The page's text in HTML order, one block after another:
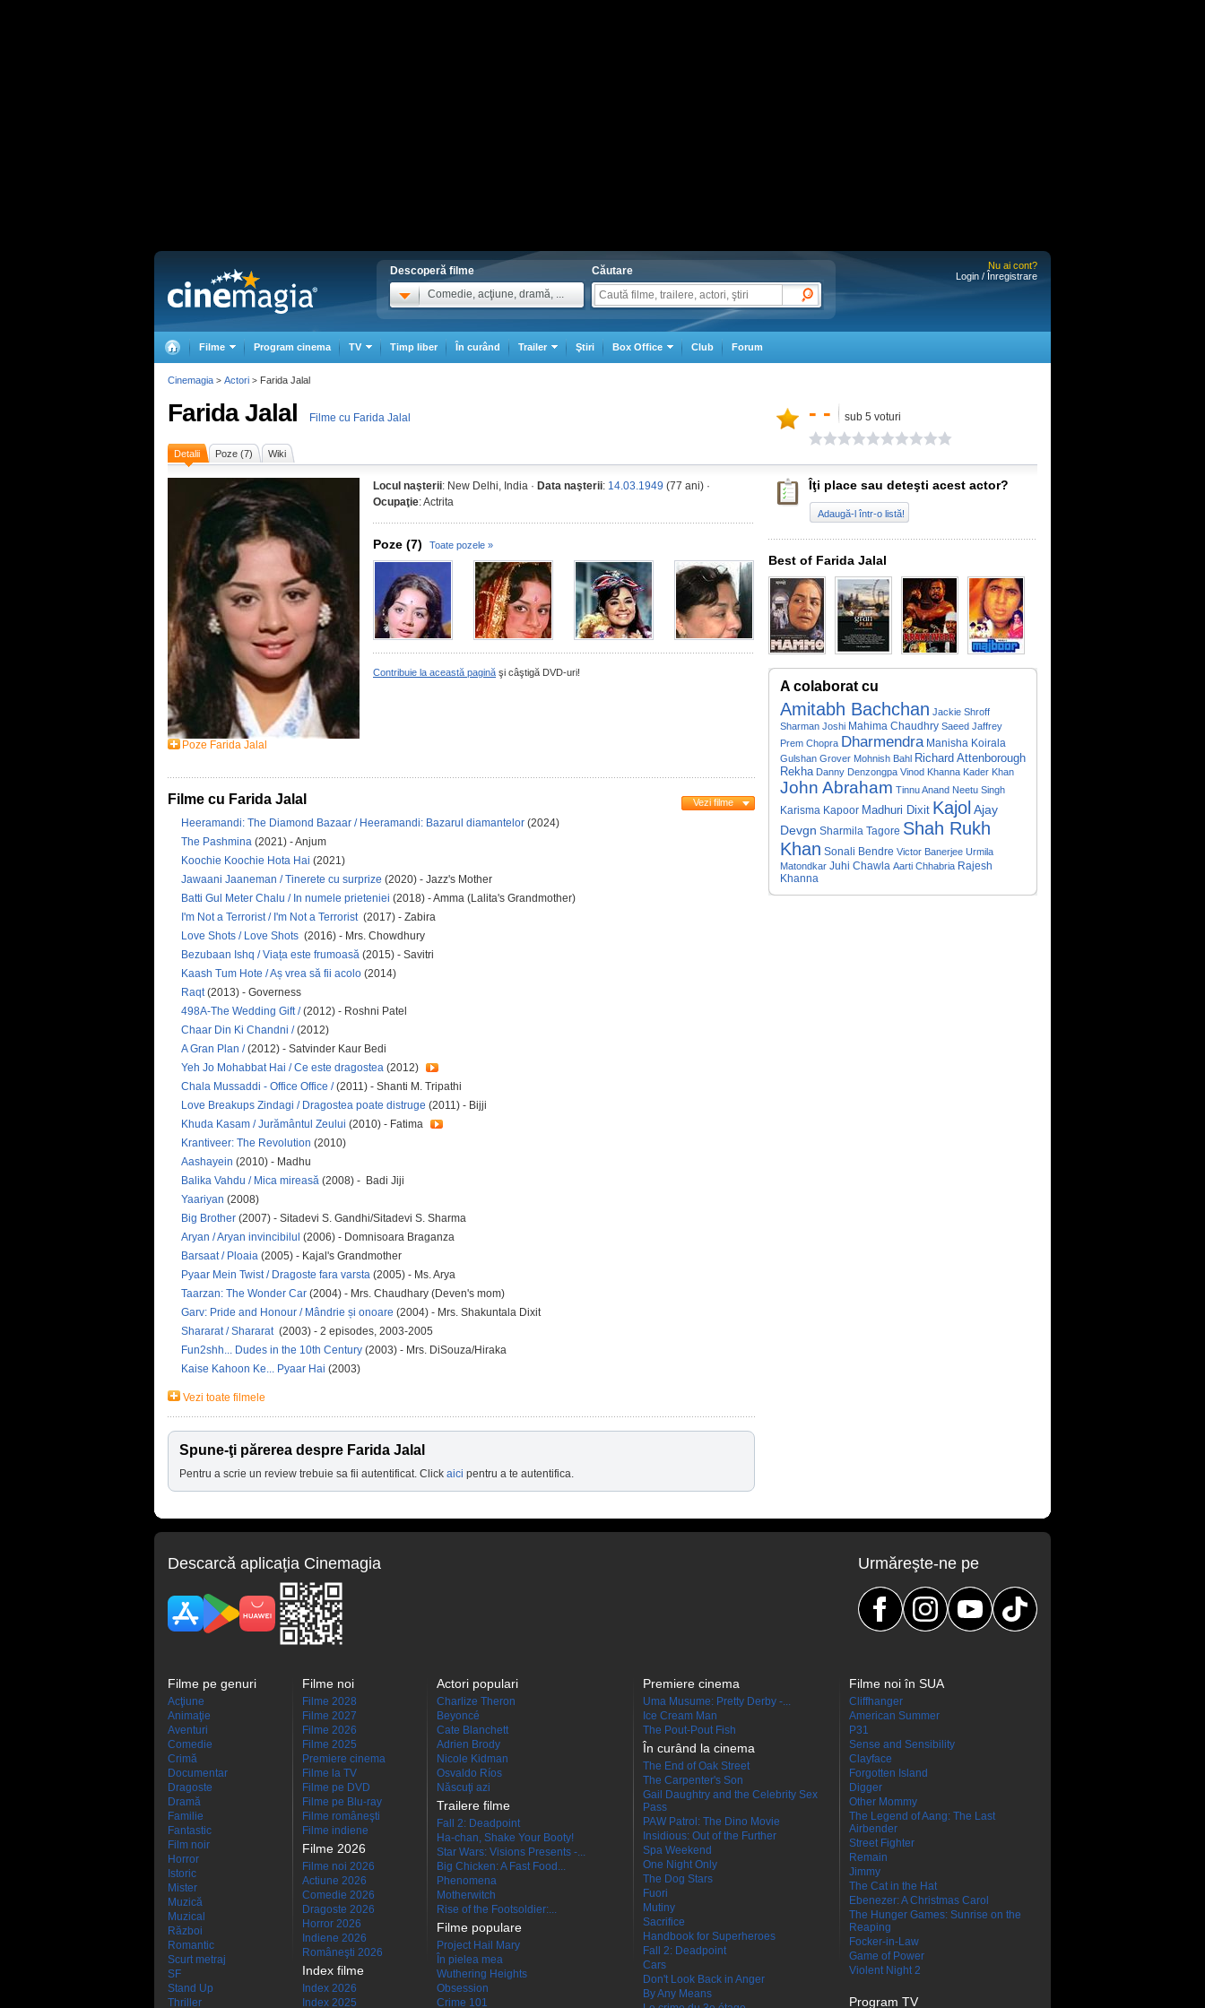
Descoperă filme
Comedie, acţiune, dramă, ...
Căutare
Nu ai cont?
Login / Înregistrare
Filme Program cinema TV Timp liber În curând Trailer Ştiri Box Office Club Forum
Farida Jalal Filme cu Farida Jalal - - sub 5 voturi
Detalii Poze (7) Wiki
Poze Farida Jalal
Locul naşterii: New Delhi, India · Data naşterii: 14.03.1949 (77 ani) ·
Ocupaţie: Actrita
Poze (7) Toate pozele »
Contribuie la această pagină şi câştigă DVD-uri!
Filme cu Farida Jalal Vezi filme
Heeramandi: The Diamond Bazaar / Heeramandi: Bazarul diamantelor (2024)
The Pashmina (2021) - Anjum
Koochie Koochie Hota Hai (2021)
Jawaani Jaaneman / Tinerete cu surprize (2020) - Jazz's Mother
Batti Gul Meter Chalu / In numele prieteniei (2018) - Amma (Lalita's Grandmother)
I'm Not a Terrorist / I'm Not a Terrorist (2017) - Zabira
Love Shots / Love Shots (2016) - Mrs. Chowdhury
Bezubaan Ishq / Viața este frumoasă (2015) - Savitri
Kaash Tum Hote / Aș vrea să fii acolo (2014)
Raqt(2013) - Governess
498A-The Wedding Gift /(2012) - Roshni Patel
Chaar Din Ki Chandni /(2012)
A Gran Plan /(2012) - Satvinder Kaur Bedi
Yeh Jo Mohabbat Hai / Ce este dragostea (2012)
Chala Mussaddi - Office Office /(2011) - Shanti M. Tripathi
Love Breakups Zindagi / Dragostea poate distruge (2011) - Bijji
Khuda Kasam / Jurământul Zeului (2010) - Fatima
Krantiveer: The Revolution (2010)
Aashayein (2010) - Madhu
Balika Vahdu / Mica mireasă (2008) - Badi Jiji
Yaariyan (2008)
Big Brother (2007) - Sitadevi S. Gandhi/Sitadevi S. Sharma
Aryan / Aryan invincibilul (2006) - Domnisoara Braganza
Barsaat / Ploaia (2005) - Kajal's Grandmother
Pyaar Mein Twist / Dragoste fara varsta (2005) - Ms. Arya
Taarzan: The Wonder Car (2004) - Mrs. Chaudhary (Deven's mom)
Garv: Pride and Honour / Mândrie și onoare (2004) - Mrs. Shakuntala Dixit
Shararat / Shararat (2003) - 2 episodes, 2003-2005
Fun2shh... Dudes in the 10th Century (2003) - Mrs. DiSouza/Hiraka
Kaise Kahoon Ke... Pyaar Hai (2003)
Vezi toate filmele
Spune-ţi părerea despre Farida Jalal
Pentru a scrie un review trebuie sa fii autentificat. Click aici pentru a te autentifica.
Îţi place sau deteşti acest actor?
Adaugă-l într-o listă!
Best of Farida Jalal
A colaborat cu
Amitabh Bachchan Jackie Shroff
Sharman Joshi Mahima Chaudhry Saeed Jaffrey
Prem Chopra Dharmendra Manisha Koirala
Gulshan Grover Mohnish Bahl Richard Attenborough
Rekha Danny Denzongpa Vinod Khanna Kader Khan
John Abraham Tinnu Anand Neetu Singh
Karisma Kapoor Madhuri Dixit Kajol Ajay
Devgn Sharmila Tagore Shah Rukh
Khan Sonali Bendre Victor Banerjee Urmila
Matondkar Juhi Chawla Aarti Chhabria Rajesh
Khanna
Cinemagia > Actori > Farida Jalal
Descarcă aplicaţia Cinemagia Urmăreşte-ne pe
Filme pe genuri
Acţiune
Animaţie
Aventuri
Comedie
Crimă
Documentar
Dragoste
Dramă
Familie
Fantastic
Film noir
Horror
Istoric
Mister
Muzică
Muzical
Război
Romantic
Scurt metraj
SF
Stand Up
Thriller
Filme noi
Filme 2028
Filme 2027
Filme 2026
Filme 2025
Premiere cinema
Filme la TV
Filme pe DVD
Filme pe Blu-ray
Filme româneşti
Filme indiene
Filme 2026
Filme noi 2026
Actiune 2026
Comedie 2026
Dragoste 2026
Horror 2026
Indiene 2026
Româneşti 2026
Index filme
Index 2026
Index 2025
Actori populari
Charlize Theron
Beyoncé
Cate Blanchett
Adrien Brody
Nicole Kidman
Osvaldo Ríos
Născuţi azi
Trailere filme
Fall 2: Deadpoint
Ha-chan, Shake Your Booty!
Star Wars: Visions Presents -...
Big Chicken: A Fast Food...
Phenomena
Motherwitch
Rise of the Footsoldier:...
Filme populare
Project Hail Mary
În pielea mea
Wuthering Heights
Obsession
Crime 101
Premiere cinema
Uma Musume: Pretty Derby -...
Ice Cream Man
The Pout-Pout Fish
În curând la cinema
The End of Oak Street
The Carpenter's Son
Gail Daughtry and the Celebrity Sex
Pass
PAW Patrol: The Dino Movie
Insidious: Out of the Further
Spa Weekend
One Night Only
The Dog Stars
Fuori
Mutiny
Sacrifice
Handbook for Superheroes
Fall 2: Deadpoint
Cars
Don't Look Back in Anger
By Any Means
Filme noi în SUA
Cliffhanger
American Summer
P31
Sense and Sensibility
Clayface
Forgotten Island
Digger
Other Mommy
The Legend of Aang: The Last
Airbender
Street Fighter
Remain
Jimmy
The Cat in the Hat
Ebenezer: A Christmas Carol
The Hunger Games: Sunrise on the
Reaping
Focker-in-Law
Game of Power
Violent Night 2
Program TV